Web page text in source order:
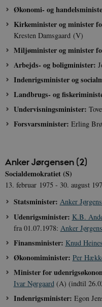
Økonomi- og
Kirkeminister og minister
Kresten Damsgaard (V)
Miljøminister og minister
Arbejds- og boligminister:
Indenrigsminister og
Landbrugs- og
Undervisningsminister:
Forsvarsminister: Erling
Anker Jørgensen (2)
Socialdemokratiet (S)
13. februar 1975 - 30. august
Statsminister: Anker
Udenrigsminister: K.B.
fra 01.07.1978: Anker
Finansminister: Knud
Økonomiminister: Per
Minister for
Ivar Nørgaard(A) (indtil
Indenrigsminister: Egon